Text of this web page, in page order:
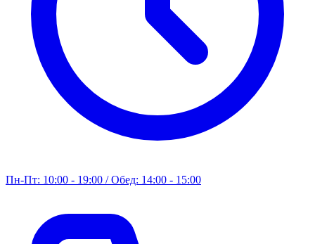
Пн-Пт: 10:00 - 19:00 / Обед: 14:00 - 15:00